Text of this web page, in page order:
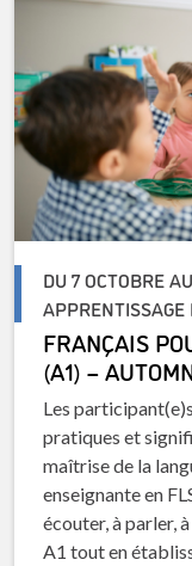
DU 7 OCTOBRE
FRANÇAIS
(A1) –
Les
pratiques et
maîtrise de la
enseignante en
écouter, à parler,
A1 tout en